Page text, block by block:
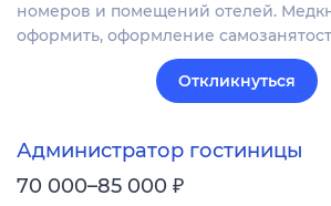
номеров и помещений отелей.
оформить, оформление
Откликнуться
Администратор гостиницы
70 000–85 000 ₽